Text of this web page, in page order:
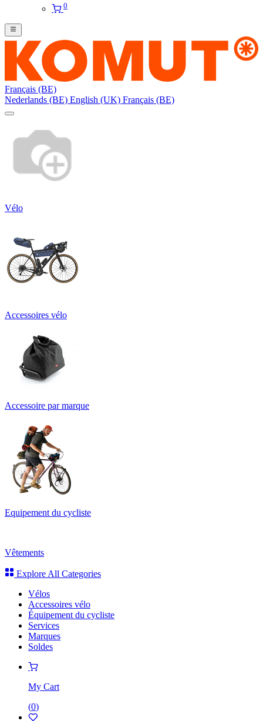
0
Français (BE)
Nederlands (BE) English (UK) Français (BE)
Vélo
Accessoires vélo
Accessoire par marque
Equipement du cycliste
Vêtements
Explore All Categories
Vélos
Accessoires vélo
Équipement du cycliste
Services
Marques
Soldes
My Cart
(0)